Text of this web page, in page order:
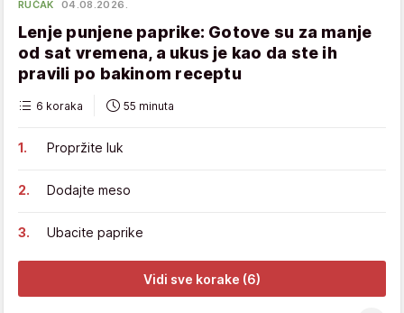
RUČAK 04.08.2026.
Lenje punjene paprike: Gotove su za manje
od sat vremena, a ukus je kao da ste ih
pravili po bakinom receptu
6 koraka 55 minuta
Propržite luk
Dodajte meso
Ubacite paprike
Vidi sve korake (6)